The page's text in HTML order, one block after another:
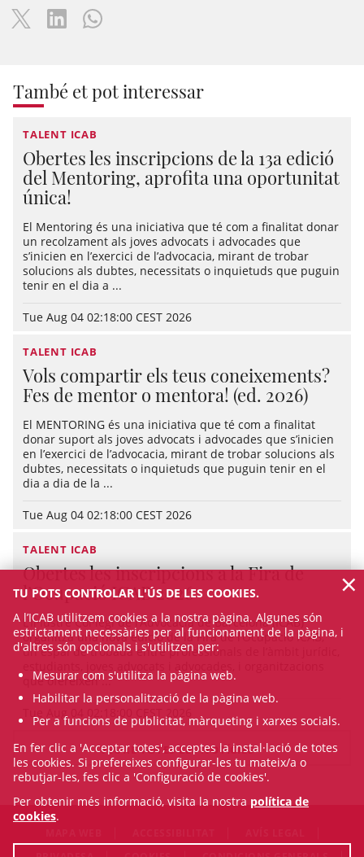
També et pot interessar
TALENT ICAB
Obertes les inscripcions de la 13a edició
del Mentoring, aprofita una oportunitat
única!
El Mentoring és una iniciativa que té com a finalitat donar
un recolzament als joves advocats i advocades que
s’inicien en l’exercici de l’advocacia, mirant de trobar
solucions als dubtes, necessitats o inquietuds que puguin
tenir en el dia a ...
Tue Aug 04 02:18:00 CEST 2026
TALENT ICAB
Vols compartir els teus coneixements?
Fes de mentor o mentora! (ed. 2026)
El MENTORING és una iniciativa que té com a finalitat
donar suport als joves advocats i advocades que s’inicien
en l’exercici de l’advocacia, mirant de trobar solucions als
dubtes, necessitats o inquietuds que puguin tenir en el
dia a dia de la ...
Tue Aug 04 02:18:00 CEST 2026
TALENT ICAB
Obertes les inscripcions a la Fira de
l’Ocupació ICAB 2026
L’Il·lustre Col·legi de l’Advocacia de Barcelona (ICAB)
organitza una nova edició de la Fira de l’Ocupació ICAB,
un espai de trobada entre professionals de l’àmbit jurídic,
que ofereixen ...
Tue Aug 04 02:18:00 CEST 2026
VEURE TOTES LES NOTÍCIES
TU POTS CONTROLAR L'ÚS DE LES COOKIES.
A l’ICAB utilitzem cookies a la nostra pàgina. Algunes són
estrictament necessàries per al funcionament de la pàgina, i
d'altres són opcionals i s'utilitzen per:
Mesurar com s'utilitza la pàgina web.
Habilitar la personalització de la pàgina web.
Per a funcions de publicitat, màrqueting i xarxes socials.
En fer clic a 'Acceptar totes', acceptes la instal·lació de totes
les cookies. Si prefereixes configurar-les tu mateix/a o
rebutjar-les, fes clic a 'Configuració de cookies'.
Per obtenir més informació, visita la nostra política de
cookies.
×